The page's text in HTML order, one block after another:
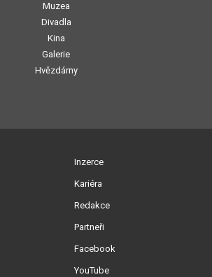
Muzea
Divadla
Kina
Galerie
Hvězdárny
Inzerce
Kariéra
Redakce
Partneři
Facebook
YouTube